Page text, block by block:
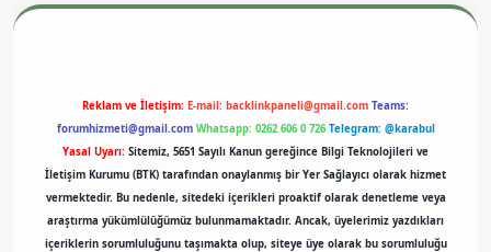
Reklam ve İletişim: E-mail: backlinkpaneli@gmail.com Teams:
forumhizmeti@gmail.com Whatsapp: 0262 606 0 726 Telegram: @karabul
Yasal Uyarı: Sitemiz, 5651 Sayılı Kanun gereğince Bilgi Teknolojileri ve
İletişim Kurumu (BTK) tarafından onaylanmış bir Yer Sağlayıcı olarak hizmet
vermektedir. Bu nedenle, sitedeki içerikleri proaktif olarak denetleme veya
araştırma yükümlülüğümüz bulunmamaktadır. Ancak, üyelerimiz yazdıkları
içeriklerin sorumluluğunu taşımakta olup, siteye üye olarak bu sorumluluğu